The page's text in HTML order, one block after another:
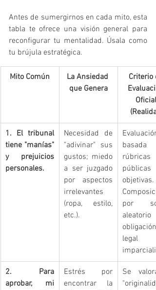
Antes de sumergirnos en cada mito, esta
tabla te ofrece una visión general para
reconfigurar tu mentalidad. Úsala como
tu brújula estratégica.
Mito Común
La Ansiedad
que Genera
Criterio
Oficial
1. El tribunal
tiene "manías"
y prejuicios
personales.
Necesidad de
"adivinar" sus
gustos; miedo
a ser juzgado
por aspectos
irrelevantes
(ropa, estilo,
etc.).
Evaluación
basada
rúbricas
objetivas.
por
obligación
legal
2. Para
aprobar, mi
Estrés por
encontrar la
Se